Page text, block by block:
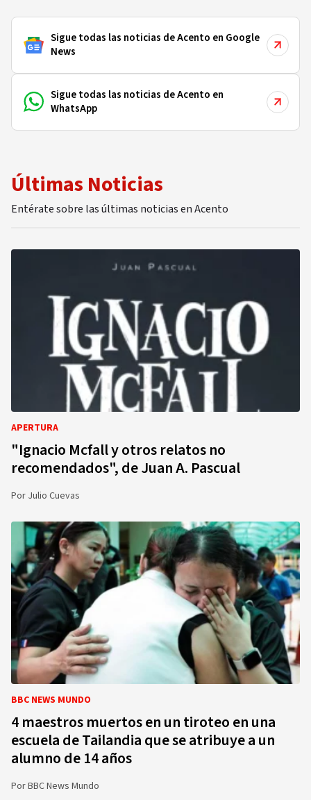
Sigue todas las noticias de Acento en Google
News
Sigue todas las noticias de Acento en
WhatsApp